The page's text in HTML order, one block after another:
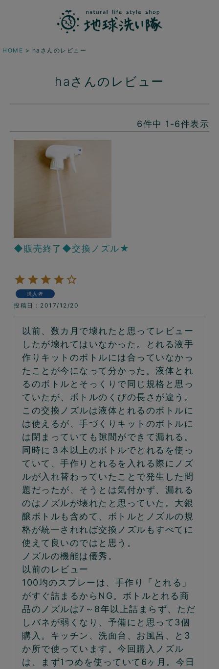
HOME haさんのレビュー
haさんのレビュー
6件中 1 -6件表示
◆販売終了◆交換ノズル★
購入者
投稿日 2017/12/20
以前、数カ月で壊れたと思ってレビュー
したが壊れてはいなかった。とれる液手
作りキットのボトルには合っていなかっ
たことが今になって分かった。液体とれ
るのボトルとそっくりで同じ規格と思っ
ていたが、ボトルのくびの長さが違う。
この交換ノズルは液体とれるのボトルに
は使えるが、手づくりキットのボトルに
は閉まっていても隙間ができて漏れる。
同時に３本以上のボトルでとれるを使っ
ていて、手作りとれるを入れる際にノズ
ルが入れ替わっていたことで発生した問
題だったが、そうとは気付かず、漏れる
のはノズルが壊れたと思っていた。大銀
醸ボトルも含めて、ボトルとノズルの規
格が統一されれば交換ノズルもすべてに
使えて良いのではと思う。
ノズルの機能は優秀。
以前のレビュー
100均のスプレーは、手作り「とれる」
がすぐ詰まるからNG。ボトルとれる商
品のノズルは7～8年以上詰まらず、ただ
しバネが弱くなり、予備にと思って3個
購入。キッチン、洗面台、お風呂、と3
か所で使っています。今回購入ノズル
は、まず1つめを使っていて6ヶ月。今日